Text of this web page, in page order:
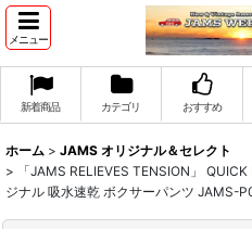
メニュー
新着商品 カテゴリ おすすめ
ホーム > JAMS オリジナル＆セレクト
>
「JAMS RELIEVES TENSION」
ジナル 吸水速乾 ボクサーパンツ JAMS-